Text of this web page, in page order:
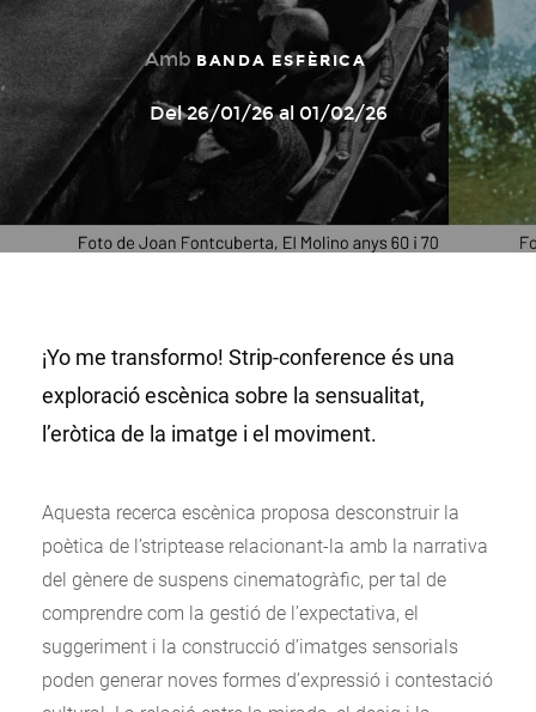
Amb BANDA ESFÈRICA
Del 26/01/26 al 01/02/26
¡Yo me transformo! Strip-conference és una
exploració escènica sobre la sensualitat,
l’eròtica de la imatge i el moviment.
Aquesta recerca escènica proposa desconstruir la
poètica de l’striptease relacionant-la amb la narrativa
del gènere de suspens cinematogràfic, per tal de
comprendre com la gestió de l’expectativa, el
suggeriment i la construcció d’imatges sensorials
poden generar noves formes d’expressió i contestació